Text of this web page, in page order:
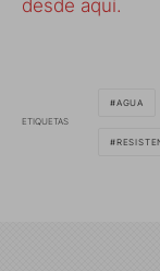
desde aquí.
ETIQUETAS
AGUA